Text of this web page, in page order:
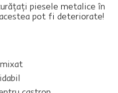
piesele metalice în
pot fi deteriorate!